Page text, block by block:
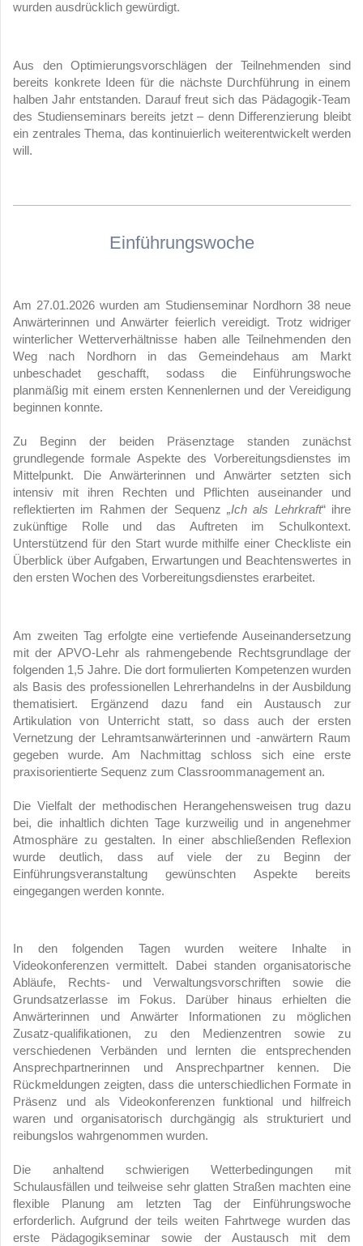
wurden ausdrücklich gewürdigt.
Aus den Optimierungsvorschlägen der Teilnehmenden sind
bereits konkrete Ideen für die nächste Durchführung in einem
halben Jahr entstanden. Darauf freut sich das Pädagogik-Team
des Studienseminars bereits jetzt – denn Differenzierung bleibt
ein zentrales Thema, das kontinuierlich weiterentwickelt werden
will.
Einführungswoche
Am 27.01.2026 wurden am Studienseminar Nordhorn 38 neue
Anwärterinnen und Anwärter feierlich vereidigt. Trotz widriger
winterlicher Wetterverhältnisse haben alle Teilnehmenden den
Weg nach Nordhorn in das Gemeindehaus am Markt
unbeschadet geschafft, sodass die Einführungswoche
planmäßig mit einem ersten Kennenlernen und der Vereidigung
beginnen konnte.
Zu Beginn der beiden Präsenztage standen zunächst
grundlegende formale Aspekte des Vorbereitungsdienstes im
Mittelpunkt. Die Anwärterinnen und Anwärter setzten sich
intensiv mit ihren Rechten und Pflichten auseinander und
reflektierten im Rahmen der Sequenz „Ich als Lehrkraft“ ihre
zukünftige Rolle und das Auftreten im Schulkontext.
Unterstützend für den Start wurde mithilfe einer Checkliste ein
Überblick über Aufgaben, Erwartungen und Beachtenswertes in
den ersten Wochen des Vorbereitungsdienstes erarbeitet.
Am zweiten Tag erfolgte eine vertiefende Auseinandersetzung
mit der APVO-Lehr als rahmengebende Rechtsgrundlage der
folgenden 1,5 Jahre. Die dort formulierten Kompetenzen wurden
als Basis des professionellen Lehrerhandelns in der Ausbildung
thematisiert. Ergänzend dazu fand ein Austausch zur
Artikulation von Unterricht statt, so dass auch der ersten
Vernetzung der Lehramtsanwärterinnen und -anwärtern Raum
gegeben wurde. Am Nachmittag schloss sich eine erste
praxisorientierte Sequenz zum Classroommanagement an.
Die Vielfalt der methodischen Herangehensweisen trug dazu
bei, die inhaltlich dichten Tage kurzweilig und in angenehmer
Atmosphäre zu gestalten. In einer abschließenden Reflexion
wurde deutlich, dass auf viele der zu Beginn der
Einführungsveranstaltung gewünschten Aspekte bereits
eingegangen werden konnte.
In den folgenden Tagen wurden weitere Inhalte in
Videokonferenzen vermittelt. Dabei standen organisatorische
Abläufe, Rechts- und Verwaltungsvorschriften sowie die
Grundsatzerlasse im Fokus. Darüber hinaus erhielten die
Anwärterinnen und Anwärter Informationen zu möglichen
Zusatz-qualifikationen, zu den Medienzentren sowie zu
verschiedenen Verbänden und lernten die entsprechenden
Ansprechpartnerinnen und Ansprechpartner kennen. Die
Rückmeldungen zeigten, dass die unterschiedlichen Formate in
Präsenz und als Videokonferenzen funktional und hilfreich
waren und organisatorisch durchgängig als strukturiert und
reibungslos wahrgenommen wurden.
Die anhaltend schwierigen Wetterbedingungen mit
Schulausfällen und teilweise sehr glatten Straßen machten eine
flexible Planung am letzten Tag der Einführungswoche
erforderlich. Aufgrund der teils weiten Fahrtwege wurden das
erste Pädagogikseminar sowie der Austausch mit dem